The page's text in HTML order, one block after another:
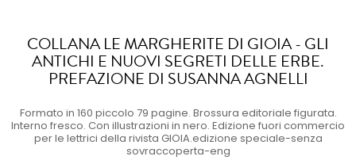
COLLANA LE MARGHERITE DI GIOIA - GLI
ANTICHI E NUOVI SEGRETI DELLE ERBE.
PREFAZIONE DI SUSANNA AGNELLI
Formato in 160 piccolo 79 pagine. Brossura editoriale figurata.
Interno fresco. Con illustrazioni in nero. Edizione fuori commercio
per le lettrici della rivista GIOIA.edizione speciale-senza
sovraccoperta-eng